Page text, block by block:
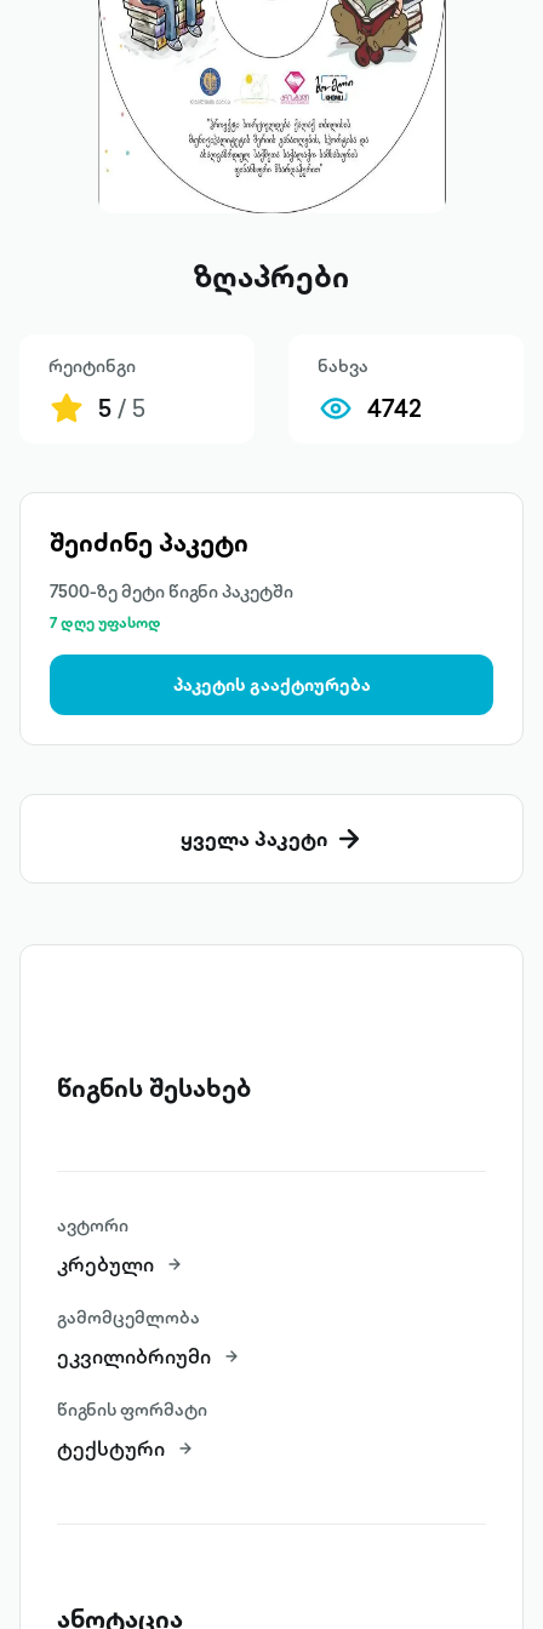
ზღაპრები
რეიტინგი
5/ 5
ნახვა
4742
შეიძინე პაკეტი
7500-ზე მეტი წიგნი პაკეტში
7 დღე უფასოდ
პაკეტის გააქტიურება
ყველა პაკეტი
წიგნის შესახებ
ავტორი
კრებული
გამომცემლობა
ეკვილიბრიუმი
წიგნის ფორმატი
ტექსტური
ანოტაცია